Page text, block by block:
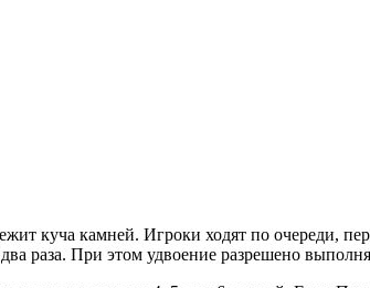
куча камней. Игроки ходят по очереди,
раза. При этом удвоение разрешено